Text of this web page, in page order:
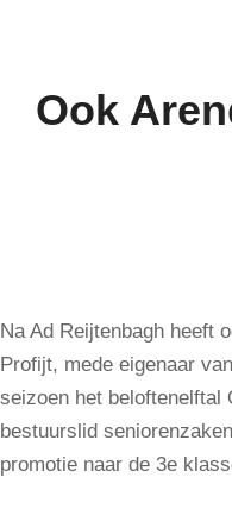
Ook
Na Ad Reijtenbagh heeft
Profijt, mede eigenaar
seizoen het beloftenelftal
bestuurslid
promotie naar de 3e